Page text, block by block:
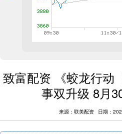
致富配资 《蛟龙行动
事双升级 8月
来源：联美配资 日期：